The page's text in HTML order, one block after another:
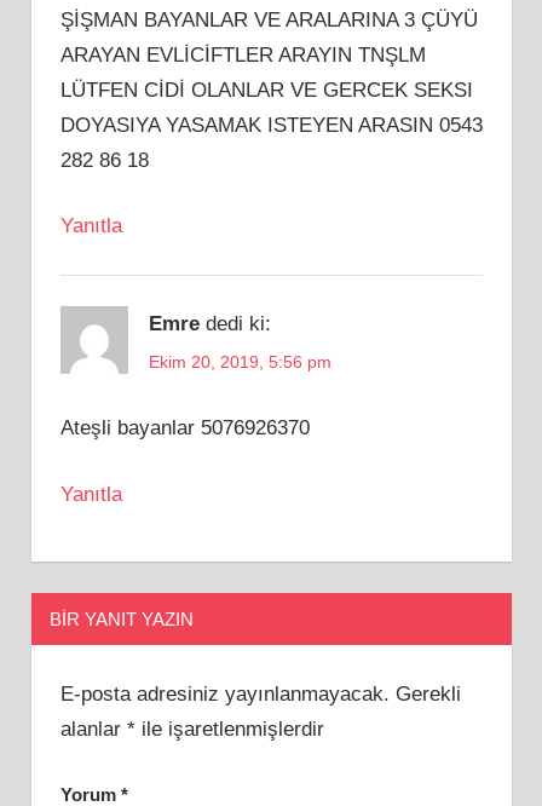
ŞİŞMAN BAYANLAR VE ARALARINA 3 ÇÜYÜ
ARAYAN EVLİCİFTLER ARAYIN TNŞLM
LÜTFEN CİDİ OLANLAR VE GERCEK SEKSI
DOYASIYA YASAMAK ISTEYEN ARASIN 0543
282 86 18
Yanıtla
Emre dedi ki:
Ekim 20, 2019, 5:56 pm
Ateşli bayanlar 5076926370
Yanıtla
BIR YANIT YAZIN
E-posta adresiniz yayınlanmayacak. Gerekli
alanlar *ile işaretlenmişlerdir
Yorum *